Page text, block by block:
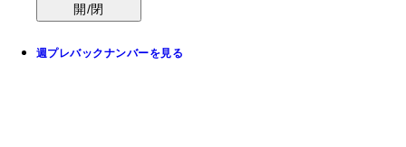
開/閉
週プレバックナンバーを見る